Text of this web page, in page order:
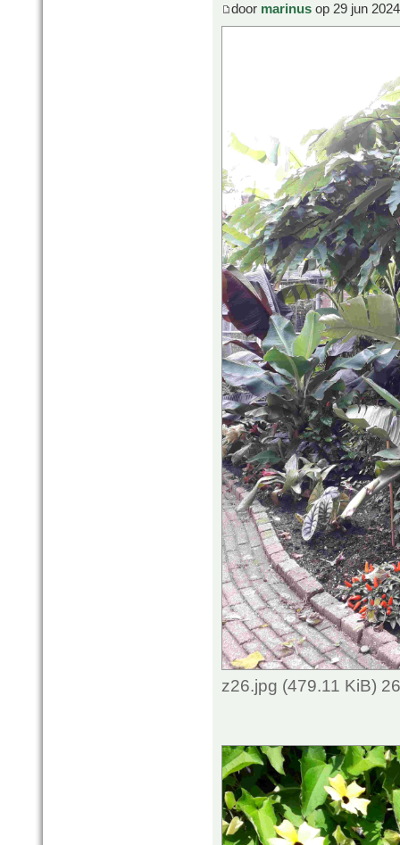
door marinus op 29 jun
z26.jpg (479.11 KiB)